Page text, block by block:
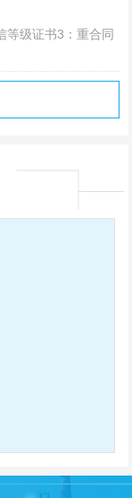
等级证书3：重合同